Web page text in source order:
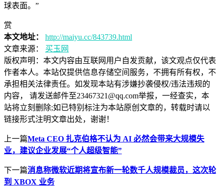
球表面。”
赏
本文地址：
http://maiyu.cc/843739.html
文章来源：
买玉网
版权声明： 本文内容由互联网用户自发贡献，该文观点仅代表
作者本人。本站仅提供信息存储空间服务，不拥有所有权，不
承担相关法律责任。如发现本站有涉嫌抄袭侵权/违法违规的
内容， 请发送邮件至23467321@qq.com举报，一经查实，本
站将立刻删除;如已特别标注为本站原创文章的，转载时请以
链接形式注明文章出处，谢谢！
上一篇Meta CEO 扎克伯格不认为 AI 必然会带来大规模失
业，建议企业发展“个人超级智能”
下一篇消息称微软近期将宣布新一轮数千人规模裁员，这次轮
到 XBOX 业务